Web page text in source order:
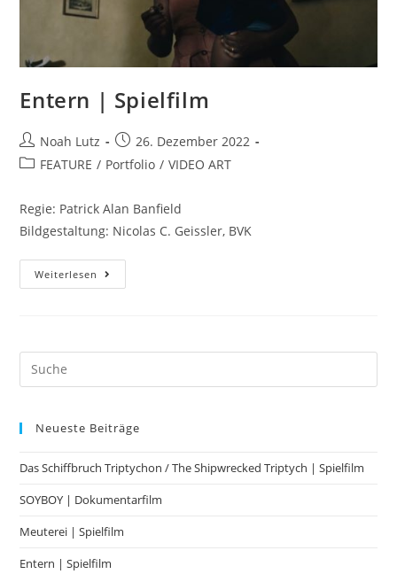
Entern | Spielfilm
Noah Lutz
26. Dezember 2022
FEATURE / Portfolio / VIDEO ART
Regie: Patrick Alan Banfield
Bildgestaltung: Nicolas C. Geissler, BVK
Weiterlesen
Neueste Beiträge
Das Schiffbruch Triptychon / The Shipwrecked Triptych | Spielfilm
SOYBOY | Dokumentarfilm
Meuterei | Spielfilm
Entern | Spielfilm